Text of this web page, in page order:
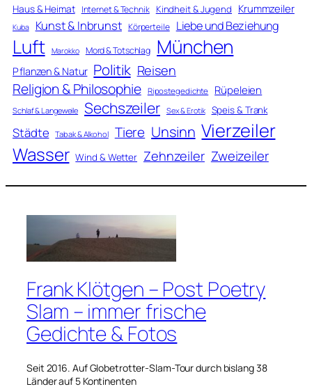
Haus & Heimat Internet & Technik Kindheit & Jugend Krummzeiler
Kuba Kunst & Inbrunst Körperteile Liebe und Beziehung
Luft Marokko Mord & Totschlag München
Pflanzen & Natur Politik Reisen
Religion & Philosophie Ripostegedichte Rüpeleien
Schlaf & Langeweile Sechszeiler Sex & Erotik Speis & Trank
Städte Tabak & Alkohol Tiere Unsinn Vierzeiler
Wasser Wind & Wetter Zehnzeiler Zweizeiler
Frank Klötgen – Post Poetry
Slam – immer frische
Gedichte & Fotos
Seit 2016. Auf Globetrotter-Slam-Tour durch bislang 38
Länder auf 5 Kontinenten